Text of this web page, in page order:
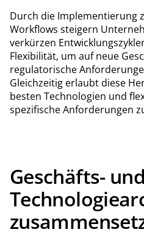
Durch die Implementierung
Workflows steigern
verkürzen
Flexibilität, um auf neue
regulatorische
Gleichzeitig erlaubt diese
besten Technologien und
spezifische Anforderungen
Geschäfts- und